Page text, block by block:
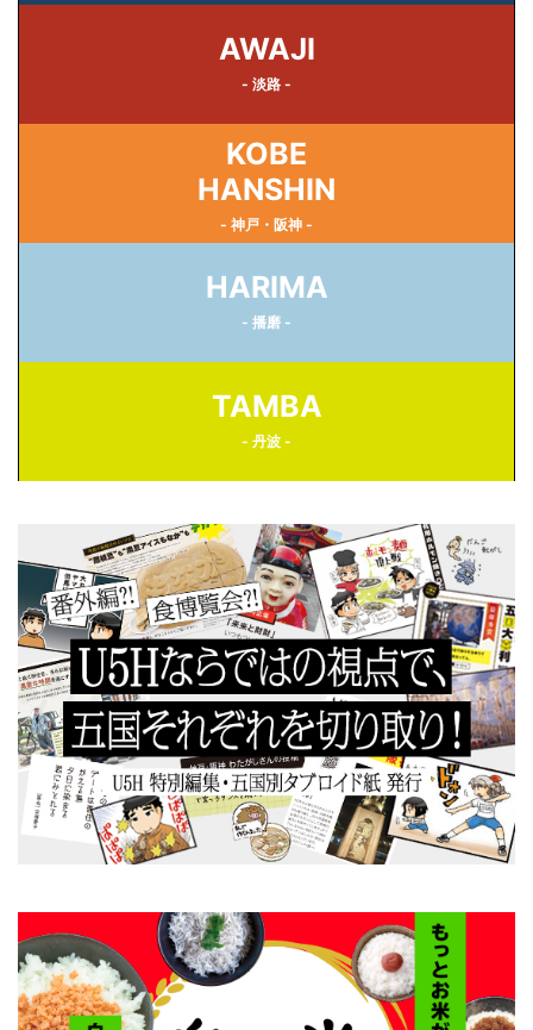
AWAJI
- 淡路 -
KOBE
HANSHIN
- 神戸・阪神 -
HARIMA
- 播磨 -
TAMBA
- 丹波 -